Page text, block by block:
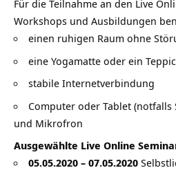
Für die Teilnahme an den Live
Workshops und Ausbildungen
einen ruhigen Raum ohne
eine Yogamatte oder ein
stabile Internetverbindung
Computer oder Tablet (notfalls
und Mikrofron
Ausgewählte Live Online
05.05.2020 – 07.05.2020